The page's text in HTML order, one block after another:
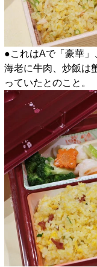
●これはAで「豪華」
海老に牛肉、炒飯は
っていたとのこと。